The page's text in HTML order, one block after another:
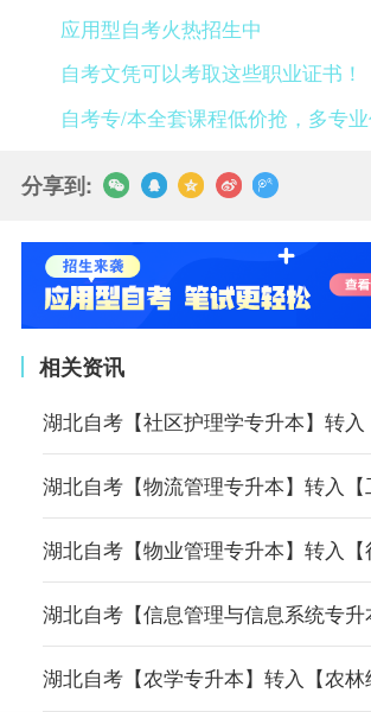
应用型自考火热招生中
自考文凭可以考取这些职业证书！
自考专/本全套课程低价抢，多专
分享到:
相关资讯